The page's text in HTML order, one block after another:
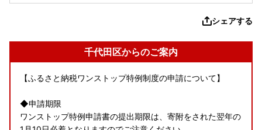
シェアする
千代田区からのご案内
【ふるさと納税ワンストップ特例制度の申請について】
◆申請期限
ワンストップ特例申請書の提出期限は、寄附をされた翌年の